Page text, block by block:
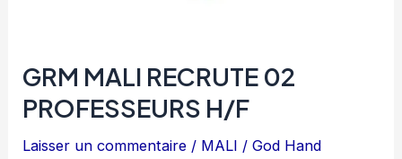
GRM MALI RECRUTE 02
PROFESSEURS H/F
Laisser un commentaire / MALI /God Hand